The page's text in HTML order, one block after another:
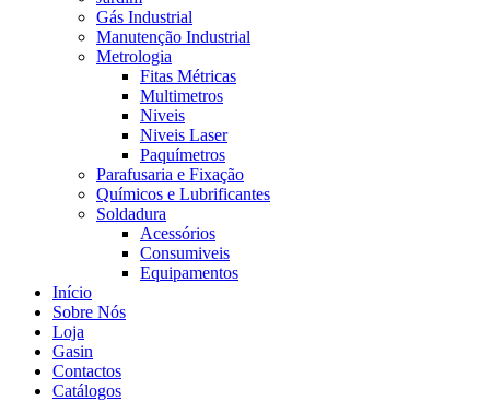
Gás Industrial
Manutenção Industrial
Metrologia
Fitas Métricas
Multimetros
Niveis
Niveis Laser
Paquímetros
Parafusaria e Fixação
Químicos e Lubrificantes
Soldadura
Acessórios
Consumiveis
Equipamentos
Início
Sobre Nós
Loja
Gasin
Contactos
Catálogos